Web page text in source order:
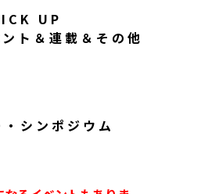
UP
ト＆連載＆その他
シンポジウム